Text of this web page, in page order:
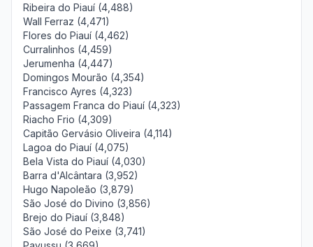
Ribeira do Piauí (4,488)
Wall Ferraz (4,471)
Flores do Piauí (4,462)
Curralinhos (4,459)
Jerumenha (4,447)
Domingos Mourão (4,354)
Francisco Ayres (4,323)
Passagem Franca do Piauí (4,323)
Riacho Frio (4,309)
Capitão Gervásio Oliveira (4,114)
Lagoa do Piauí (4,075)
Bela Vista do Piauí (4,030)
Barra d'Alcântara (3,952)
Hugo Napoleão (3,879)
São José do Divino (3,856)
Brejo do Piauí (3,848)
São José do Peixe (3,741)